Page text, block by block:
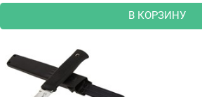
В КОРЗИНУ